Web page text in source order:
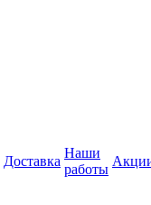
Доставка
Наши
работы